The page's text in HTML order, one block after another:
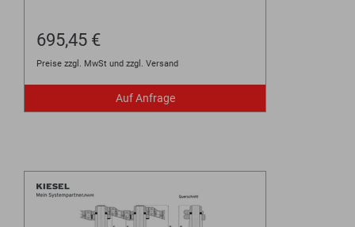
695,45 €
Preise zzgl. MwSt und zzgl. Versand
Auf Anfrage